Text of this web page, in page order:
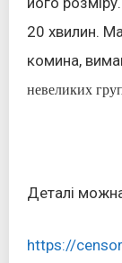
20 хвилин.
комина,
невеликих
Деталі
https://